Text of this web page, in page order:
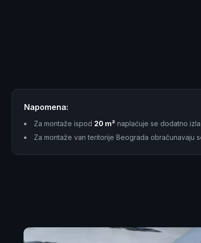
Napomena:
Za montaže ispod 20 m² naplaćuje se dodatno
Za montaže van teritorije Beograda obračunavaju